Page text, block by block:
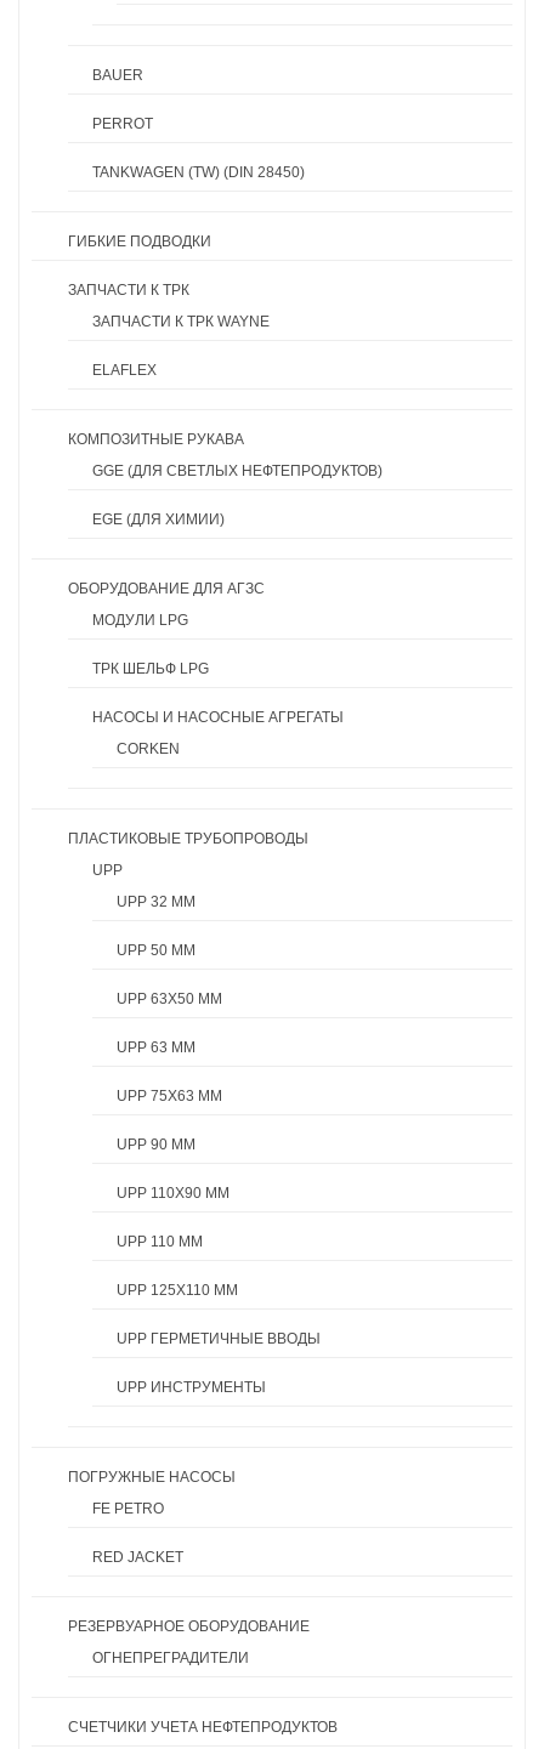
BAUER
PERROT
TANKWAGEN (TW) (DIN 28450)
ГИБКИЕ ПОДВОДКИ
ЗАПЧАСТИ К ТРК
ЗАПЧАСТИ К ТРК WAYNE
ELAFLEX
КОМПОЗИТНЫЕ РУКАВА
GGE (ДЛЯ СВЕТЛЫХ НЕФТЕПРОДУКТОВ)
EGE (ДЛЯ ХИМИИ)
ОБОРУДОВАНИЕ ДЛЯ АГЗС
МОДУЛИ LPG
ТРК ШЕЛЬФ LPG
НАСОСЫ И НАСОСНЫЕ АГРЕГАТЫ
CORKEN
ПЛАСТИКОВЫЕ ТРУБОПРОВОДЫ
UPP
UPP 32 ММ
UPP 50 ММ
UPP 63X50 ММ
UPP 63 ММ
UPP 75X63 ММ
UPP 90 ММ
UPP 110X90 ММ
UPP 110 ММ
UPP 125X110 ММ
UPP ГЕРМЕТИЧНЫЕ ВВОДЫ
UPP ИНСТРУМЕНТЫ
ПОГРУЖНЫЕ НАСОСЫ
FE PETRO
RED JACKET
РЕЗЕРВУАРНОЕ ОБОРУДОВАНИЕ
ОГНЕПРЕГРАДИТЕЛИ
СЧЕТЧИКИ УЧЕТА НЕФТЕПРОДУКТОВ